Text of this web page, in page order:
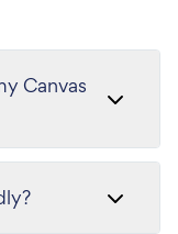
Canvas